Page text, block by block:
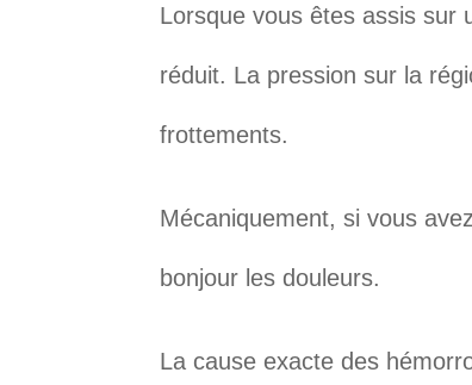
Lorsque vous êtes assis sur
réduit. La pression sur la
frottements.
Mécaniquement, si vous
bonjour les douleurs.
La cause exacte des